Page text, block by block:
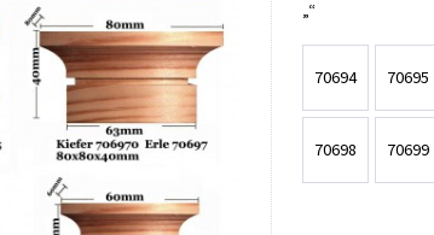
70694 70695
70698 70699